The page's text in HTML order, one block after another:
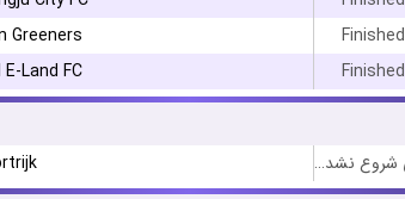
Greeners Finished
Land FC Finished
بازی شروع نشده است